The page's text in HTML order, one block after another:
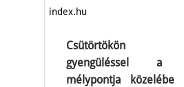
index.hu
Csütörtökön
gyengüléssel a
mélypontja közelébe